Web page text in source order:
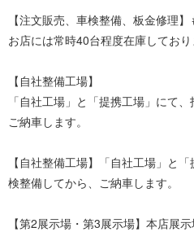
【注文販売、車検整備、板金修理
お店には常時40台程度在庫しており
【自社整備工場】
「自社工場」と「提携工場」にて
ご納車します。
【自社整備工場】「自社工場」と
検整備してから、ご納車します。
【第2展示場・第3展示場】本店展